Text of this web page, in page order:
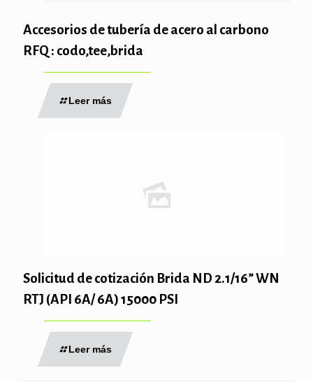
Accesorios de tubería de acero al carbono
RFQ : codo,tee,brida
Leer más
Solicitud de cotización Brida ND 2.1/16” WN
RTJ (API 6A/ 6A) 15000 PSI
Leer más